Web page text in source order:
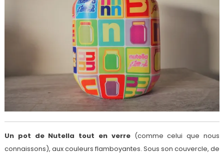
Un pot de Nutella tout en verre(comme celui que nous
connaissons), aux couleurs flamboyantes. Sous son couvercle, de